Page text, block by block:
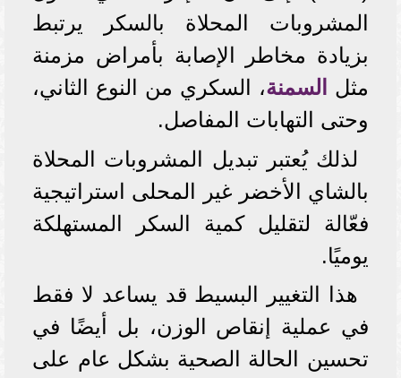
المشروبات المحلاة بالسكر يرتبط
بزيادة مخاطر الإصابة بأمراض مزمنة
مثل
السمنة، السكري من النوع الثاني،
وحتى التهابات المفاصل.
لذلك يُعتبر تبديل المشروبات المحلاة
بالشاي الأخضر غير المحلى استراتيجية
فعّالة لتقليل كمية السكر المستهلكة
يوميًا.
هذا التغيير البسيط قد يساعد لا فقط
في عملية إنقاص الوزن، بل أيضًا في
تحسين الحالة الصحية بشكل عام على